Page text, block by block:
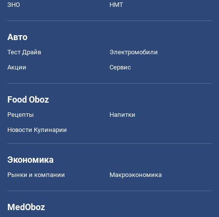
ЗНО НМТ
Авто
Тест Драйв Электромобили
Акции Сервис
Food Oboz
Рецепты Напитки
Новости Кулинарии
Экономика
Рынки и компании Mакроэкономика
MedOboz